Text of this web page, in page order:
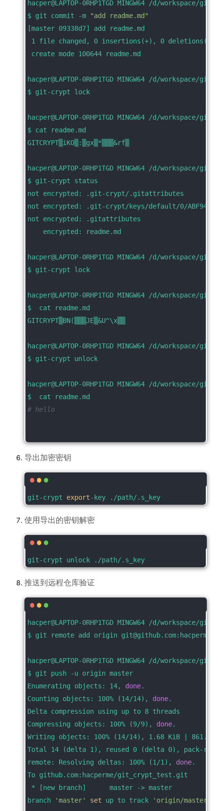
hacper@LAPTOP-0RHP1TGD MINGW64 /d/workspace/
$ git commit -m
"add readme.md"
[master 09338d7] add readme.md
1 file changed, 0 insertions(+), 0 deletions(-)
create mode 100644 readme.md
hacper@LAPTOP-0RHP1TGD MINGW64 /d/workspace/
$ git-crypt lock
hacper@LAPTOP-0RHP1TGD MINGW64 /d/workspace/
$ cat readme.md
GITCRYPT▒iKO▒:▒gx▒*▒▒▒&rf▒
hacper@LAPTOP-0RHP1TGD MINGW64 /d/workspace/
$ git-crypt status
not encrypted: .git-crypt/.gitattributes
not encrypted: .git-crypt/keys/default/0/
not encrypted: .gitattributes
encrypted: readme.md
hacper@LAPTOP-0RHP1TGD MINGW64 /d/workspace/
$ git-crypt lock
hacper@LAPTOP-0RHP1TGD MINGW64 /d/workspace/
$  cat readme.md
GITCRYPT▒BN(▒▒▒JE▒&U^\x▒▒
hacper@LAPTOP-0RHP1TGD MINGW64 /d/workspace/
$ git-crypt unlock
hacper@LAPTOP-0RHP1TGD MINGW64 /d/workspace/
$  cat readme.md
# hello
导出加密密钥
git-crypt export-key ./path/.s_key
使用导出的密钥解密
git-crypt unlock ./path/.s_key
推送到远程仓库验证
hacper@LAPTOP-0RHP1TGD MINGW64 /d/workspace/
$ git remote add origin
hacper@LAPTOP-0RHP1TGD MINGW64 /d/workspace/
$ git push -u origin master
Enumerating objects: 14, done.
Counting objects: 100% (14/14), done.
Delta compression using up to 8 threads
Compressing objects: 100% (9/9), done.
Writing objects: 100% (14/14), 1.68 KiB |
Total 14 (delta 1), reused 0 (delta 0), pack-
remote: Resolving deltas: 100% (1/1), done.
To github.com:hacperme/git_crypt_test.git
* [new branch]      master -> master
branch
'master' set up to track 'origin/master'